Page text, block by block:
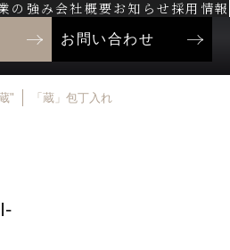
の強み会社概要お知らせ 採用情報
お問い合わせ
" 「蔵」包丁入れ